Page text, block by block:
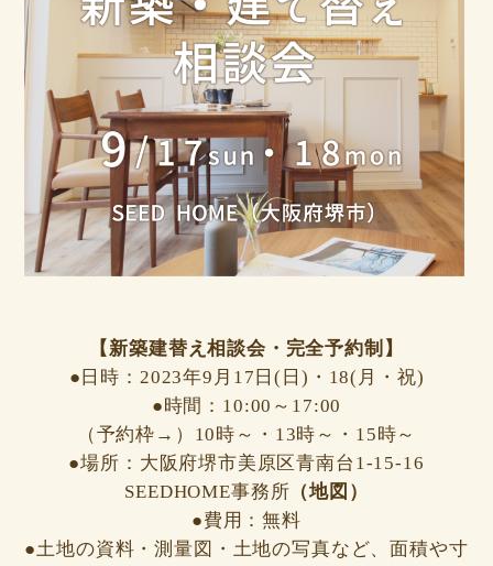
【新築建替え相談会・完全予約制】
●日時：2023年9月17日( 日)・18(月・祝)
●時間：10:00～17:00
（予約枠→）10時～・13時～・15時～
●場所：大阪府堺市美原区青南台1-15-16
SEEDHOME事務所 （地図）
●費用：無料
●土地の資料・測量図・土地の写真など、面積や寸